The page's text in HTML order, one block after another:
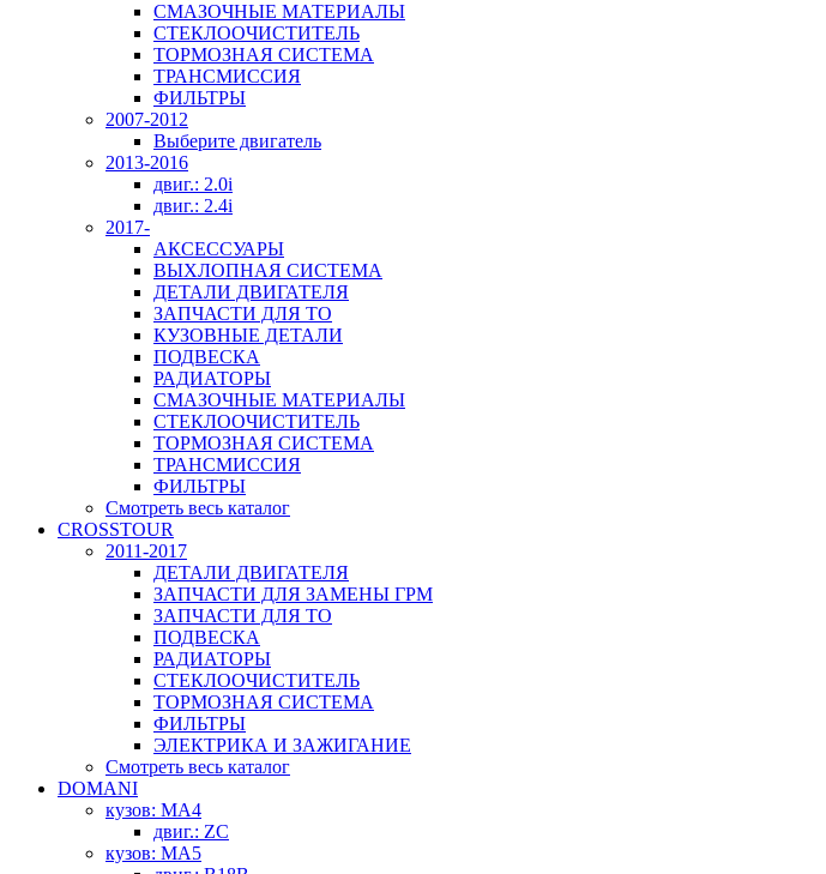
СМАЗОЧНЫЕ МАТЕРИАЛЫ
СТЕКЛООЧИСТИТЕЛЬ
ТОРМОЗНАЯ СИСТЕМА
ТРАНСМИССИЯ
ФИЛЬТРЫ
2007-2012
Выберите двигатель
2013-2016
двиг.: 2.0i
двиг.: 2.4i
2017-
АКСЕССУАРЫ
ВЫХЛОПНАЯ СИСТЕМА
ДЕТАЛИ ДВИГАТЕЛЯ
ЗАПЧАСТИ ДЛЯ ТО
КУЗОВНЫЕ ДЕТАЛИ
ПОДВЕСКА
РАДИАТОРЫ
СМАЗОЧНЫЕ МАТЕРИАЛЫ
СТЕКЛООЧИСТИТЕЛЬ
ТОРМОЗНАЯ СИСТЕМА
ТРАНСМИССИЯ
ФИЛЬТРЫ
Смотреть весь каталог
CROSSTOUR
2011-2017
ДЕТАЛИ ДВИГАТЕЛЯ
ЗАПЧАСТИ ДЛЯ ЗАМЕНЫ ГРМ
ЗАПЧАСТИ ДЛЯ ТО
ПОДВЕСКА
РАДИАТОРЫ
СТЕКЛООЧИСТИТЕЛЬ
ТОРМОЗНАЯ СИСТЕМА
ФИЛЬТРЫ
ЭЛЕКТРИКА И ЗАЖИГАНИЕ
Смотреть весь каталог
DOMANI
кузов: MA4
двиг.: ZC
кузов: MA5